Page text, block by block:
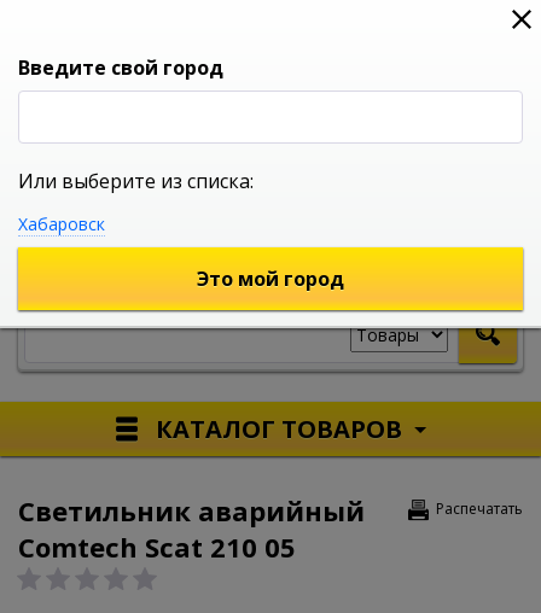
0
УНИВЕРСАЛЬНЫЙ ИНТЕРНЕТ МАГАЗИН
КАТАЛОГ ТОВАРОВ
Распечатать
Светильник аварийный
Comtech Scat 210 05
Введите свой город
Или выберите из списка:
Хабаровск
Это мой город